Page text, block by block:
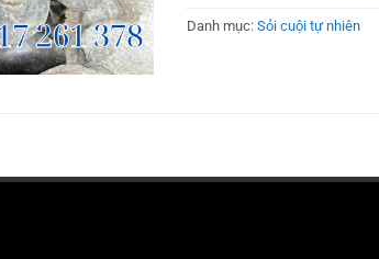
Danh mục: Sỏi cuội tự nhiên